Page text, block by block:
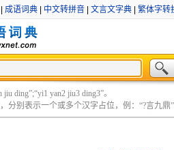
成语词典 中文转拼音 文言文字典 繁体字转
ding”;“yi1 yan2 jiu3 ding3”。
分别表示一个或多个汉字占位，例：“?言九鼎”